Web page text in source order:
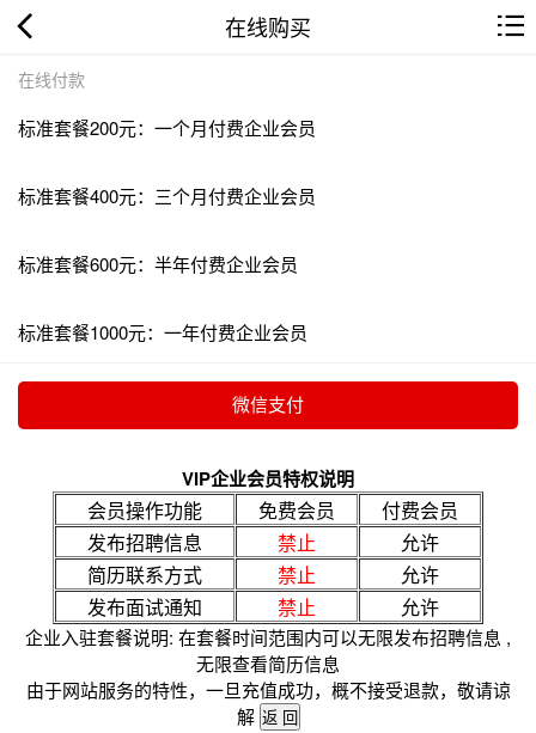
在线购买
在线付款
标准套餐200元：一个月付费企业会员
标准套餐400元：三个月付费企业会员
标准套餐600元：半年付费企业会员
标准套餐1000元：一年付费企业会员
VIP企业会员特权说明
会员操作功能 免费会员
付费会员
发布招聘信息
禁止
允许
简历联系方式
禁止
允许
发布面试通知
禁止 允许
企业入驻套餐说明: 在套餐时间范围内可以无限发布招聘信息 ,
无限查看简历信息
由于网站服务的特性，一旦充值成功，概不接受退款，敬请谅
解